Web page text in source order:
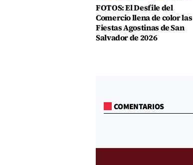
FOTOS: El Desfile del
Comercio llena de color las
Fiestas Agostinas de San
Salvador de 2026
COMENTARIOS